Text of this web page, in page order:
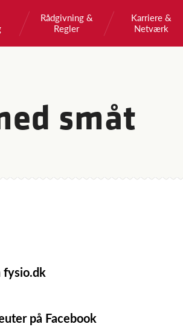
Rådgivning &
Regler
Karriere &
Netværk
småt
fysio.dk
på Facebook